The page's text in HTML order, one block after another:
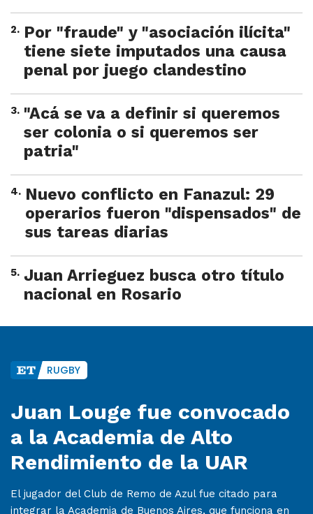
2. Por "fraude" y "asociación ilícita"
tiene siete imputados una causa
penal por juego clandestino
3. "Acá se va a definir si queremos
ser colonia o si queremos ser
patria"
4. Nuevo conflicto en Fanazul: 29
operarios fueron "dispensados" de
sus tareas diarias
5. Juan Arrieguez busca otro título
nacional en Rosario
RUGBY
Juan Louge fue convocado
a la Academia de Alto
Rendimiento de la UAR
El jugador del Club de Remo de Azul fue citado para
integrar la Academia de Buenos Aires, que funciona en